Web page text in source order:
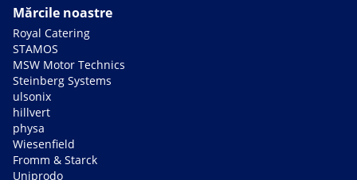
Mărcile noastre
Royal Catering
STAMOS
MSW Motor Technics
Steinberg Systems
ulsonix
hillvert
physa
Wiesenfield
Fromm & Starck
Uniprodo